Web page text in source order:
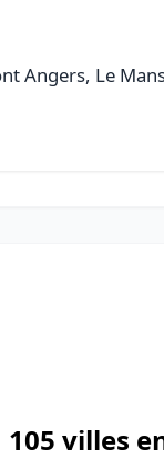
Angers, Le
105 villes